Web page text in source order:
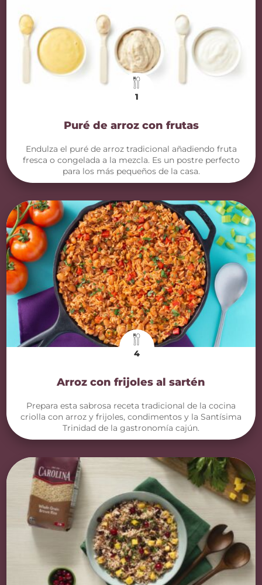
1
Puré de arroz con frutas
Endulza el puré de arroz tradicional añadiendo fruta
fresca o congelada a la mezcla. Es un postre perfecto
para los más pequeños de la casa.
4
Arroz con frijoles al sartén
Prepara esta sabrosa receta tradicional de la cocina
criolla con arroz y frijoles, condimentos y la Santísima
Trinidad de la gastronomía cajún.